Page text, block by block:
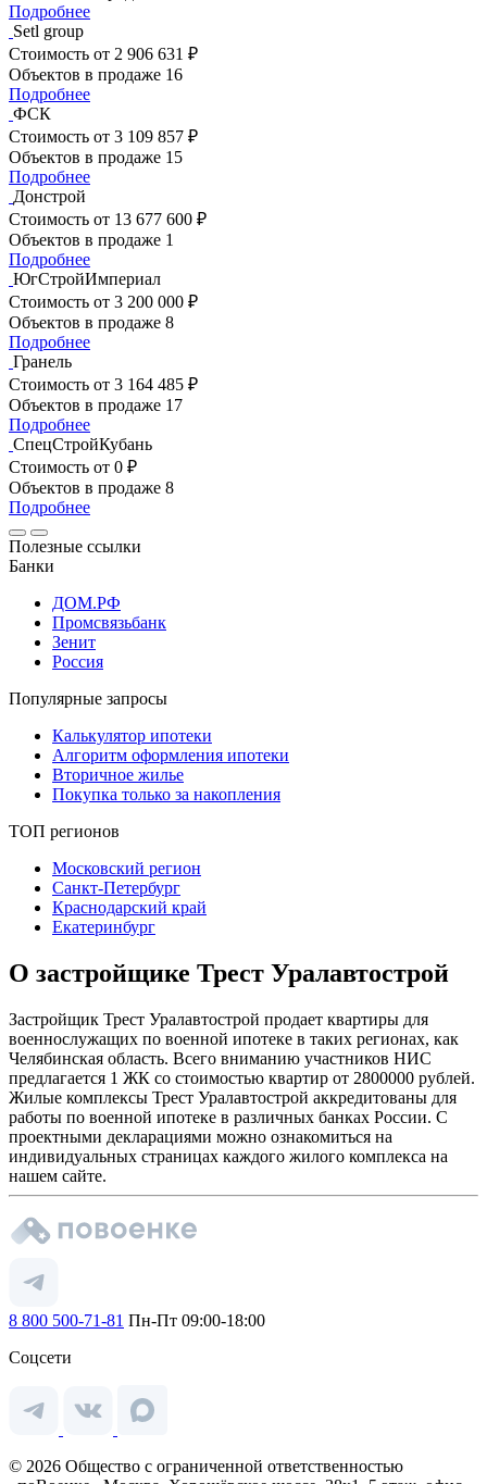
Подробнее
Setl group
Стоимость от 2 906 631 ₽
Объектов в продаже 16
Подробнее
ФСК
Стоимость от 3 109 857 ₽
Объектов в продаже 15
Подробнее
Донстрой
Стоимость от 13 677 600 ₽
Объектов в продаже 1
Подробнее
ЮгСтройИмпериал
Стоимость от 3 200 000 ₽
Объектов в продаже 8
Подробнее
Гранель
Стоимость от 3 164 485 ₽
Объектов в продаже 17
Подробнее
СпецСтройКубань
Стоимость от 0 ₽
Объектов в продаже 8
Подробнее
Полезные ссылки
Банки
ДОМ.РФ
Промсвязьбанк
Зенит
Россия
Популярные запросы
Калькулятор ипотеки
Алгоритм оформления ипотеки
Вторичное жилье
Покупка только за накопления
ТОП регионов
Московский регион
Санкт-Петербург
Краснодарский край
Екатеринбург
О застройщике Трест Уралавтострой
Застройщик Трест Уралавтострой продает квартиры для
военнослужащих по военной ипотеке в таких регионах, как
Челябинская область. Всего вниманию участников НИС
предлагается 1 ЖК со стоимостью квартир от 2800000 рублей.
Жилые комплексы Трест Уралавтострой аккредитованы для
работы по военной ипотеке в различных банках России. С
проектными декларациями можно ознакомиться на
индивидуальных страницах каждого жилого комплекса на
нашем сайте.
8 800 500-71-81 Пн-Пт 09:00-18:00
Соцсети
© 2026 Общество с ограниченной ответственностью